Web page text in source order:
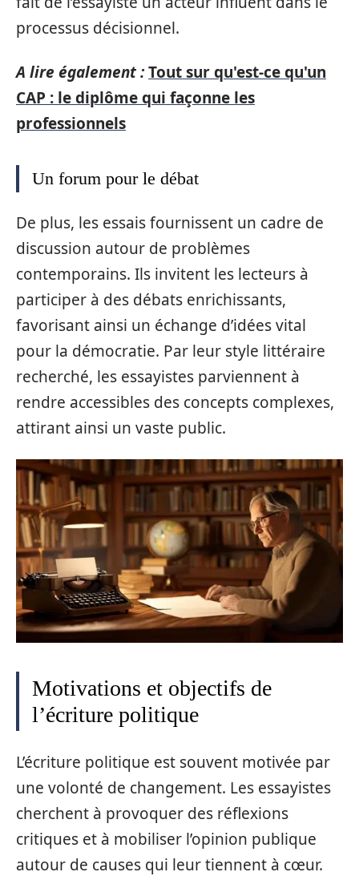
processus décisionnel.
A lire également :Tout sur qu'est-ce qu'un
CAP : le diplôme qui façonne les
professionnels
Un forum pour le débat
De plus, les essais fournissent un cadre de
discussion autour de problèmes
contemporains. Ils invitent les lecteurs à
participer à des débats enrichissants,
favorisant ainsi un échange d’idées vital
pour la démocratie. Par leur style littéraire
recherché, les essayistes parviennent à
rendre accessibles des concepts complexes,
attirant ainsi un vaste public.
Motivations et objectifs de
l’écriture politique
L’écriture politique est souvent motivée par
une volonté de changement. Les essayistes
cherchent à provoquer des réflexions
critiques et à mobiliser l’opinion publique
autour de causes qui leur tiennent à cœur.